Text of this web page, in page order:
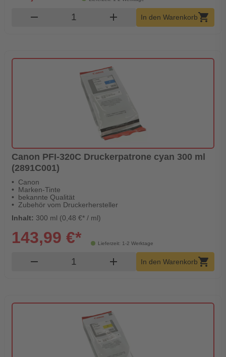
remove Produkt Warenkorb Menge
add In den Warenkorb shopping_cart
Canon PFI-320C Druckerpatrone cyan 300 ml
(2891C001)
Canon
Marken-Tinte
bekannte Qualität
Zubehör vom Druckerhersteller
Inhalt: 300 ml (0,48 €* / ml)
Lieferzeit: 1-2 Werktage
143,99 €*
remove Produkt Warenkorb Menge
add In den Warenkorbshopping_cart